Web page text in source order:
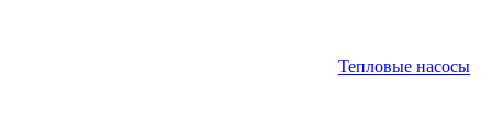
Тепловые насосы